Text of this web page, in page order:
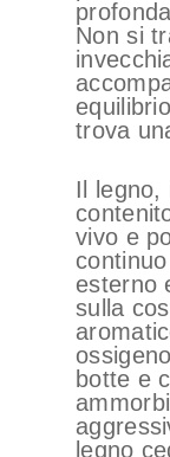
Non si
trova
Il legno,
vivo e
esterno
sulla
botte e
legno